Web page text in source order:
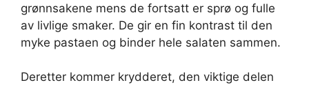
grønnsakene mens de fortsatt er sprø og fulle
av livlige smaker. De gir en fin kontrast til den
myke pastaen og binder hele salaten sammen.
Deretter kommer krydderet, den viktige delen